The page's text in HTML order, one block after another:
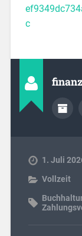
c
1. Juli
Vollzeit